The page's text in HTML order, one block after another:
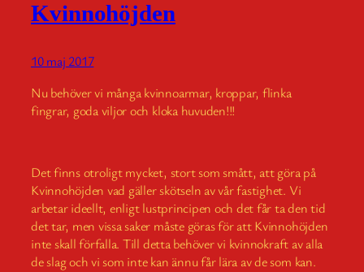
Kvinnohöjden
10 maj 2017
Nu behöver vi många kvinnoarmar, kroppar, flinka
fingrar, goda viljor och kloka huvuden!!!
Det finns otroligt mycket, stort som smått, att göra på
Kvinnohöjden vad gäller skötseln av vår fastighet. Vi
arbetar ideellt, enligt lustprincipen och det får ta den tid
det tar, men vissa saker måste göras för att Kvinnohöjden
inte skall förfalla. Till detta behöver vi kvinnokraft av alla
de slag och vi som inte kan ännu får lära av de som kan.